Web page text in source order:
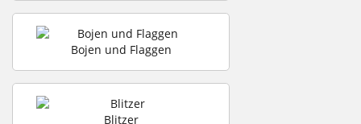
Bojen und Flaggen
Blitzer